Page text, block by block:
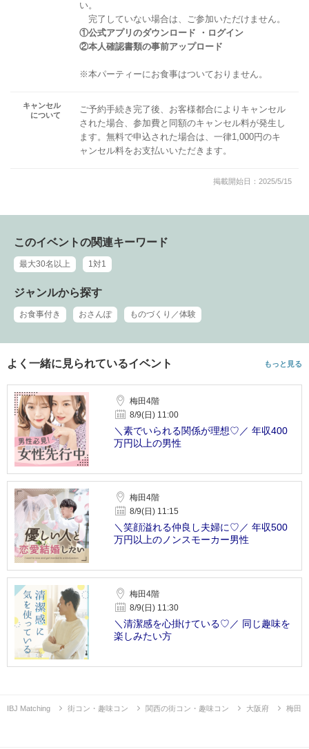
い。
完了していない場合は、ご参加いただけません。
①公式アプリのダウンロード ・ログイン
②本人確認書類の事前アップロード
※本パーティーにお食事はついておりません。
キャンセル
について
ご予約手続き完了後、お客様都合によりキャンセル
された場合、参加費と同額のキャンセル料が発生し
ます。無料で申込された場合は、一律1,000円のキ
ャンセル料をお支払いいただきます。
掲載開始日：2025/5/15
このイベントの関連キーワード
最大30名以上 1対1
ジャンルから探す
お食事付き おさんぽ ものづくり／体験
よく一緒に見られているイベント もっと見る
梅田4階
8/9(日) 11:00
＼素でいられる関係が理想♡／ 年収400
万円以上の男性
梅田4階
8/9(日) 11:15
＼笑顔溢れる仲良し夫婦に♡／ 年収500
万円以上のノンスモーカー男性
梅田4階
8/9(日) 11:30
＼清潔感を心掛けている♡／ 同じ趣味を
楽しみたい方
IBJ Matching 街コン・趣味コン 関西の街コン・趣味コン 大阪府 梅田